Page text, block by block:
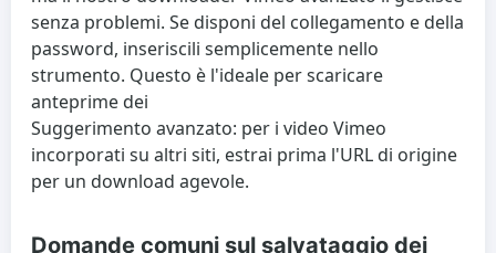
senza problemi. Se disponi del collegamento e della
password, inseriscili semplicemente nello
strumento. Questo è l'ideale per scaricare
anteprime dei
Suggerimento avanzato: per i video Vimeo
incorporati su altri siti, estrai prima l'URL di origine
per un download agevole.
Domande comuni sul salvataggio dei